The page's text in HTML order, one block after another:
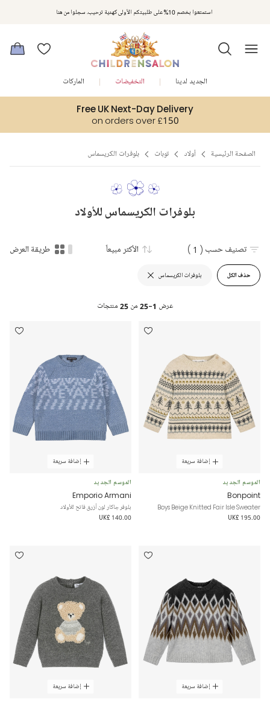
استمتعوا بخصم 10% على طلبيتكم الأولى كهدية ترحيب. سجلوا من هنا
Free UK Next-Day Delivery
on orders over £150
الجديد لدينا التخفيضات الماركات
الصفحة الرئيسية أولاد توبات بلوفرات الكريسماس
بلوفرات الكريسماس للأولاد
حذف الكل بلوفرات الكريسماس
تصنيف حسب ( 1 ) الأكثر مبيعاً طريقة العرض
عرض 1-25 من 25 منتجات
إضافة سريعة
الموسم الجديد
Bonpoint
Boys Beige Knitted Fair Isle Sweater
UK£ 195.00
إضافة سريعة
الموسم الجديد
Emporio Armani
بلوفر جاكار لون أزرق فاتح للأولاد
UK£ 140.00
إضافة سريعة إضافة سريعة